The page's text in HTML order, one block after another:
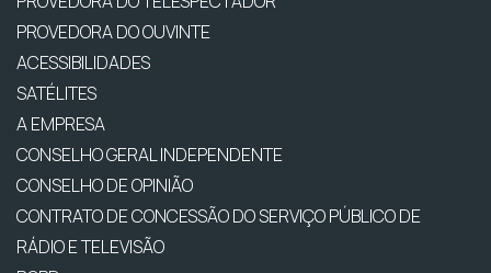
PROVEDORA DO OUVINTE
ACESSIBILIDADES
SATÉLITES
A EMPRESA
CONSELHO GERAL INDEPENDENTE
CONSELHO DE OPINIÃO
CONTRATO DE CONCESSÃO DO SERVIÇO PÚBLICO DE
RÁDIO E TELEVISÃO